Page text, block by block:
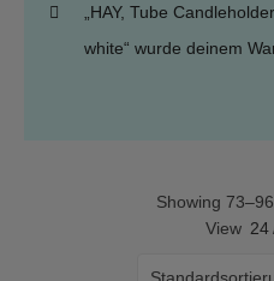
„HAY, Tube
white“ wurde deinem
Showing
View 24